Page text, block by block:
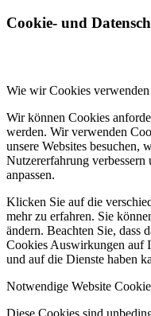
Cookie- und
Wie wir Cookies verwenden
Wir können Cookies
werden. Wir verwenden
unsere Websites besuchen,
Nutzererfahrung
anpassen.
Klicken Sie auf die
mehr zu erfahren. Sie
ändern. Beachten Sie, dass
Cookies Auswirkungen auf
und auf die Dienste haben
Notwendige Website
Diese Cookies sind